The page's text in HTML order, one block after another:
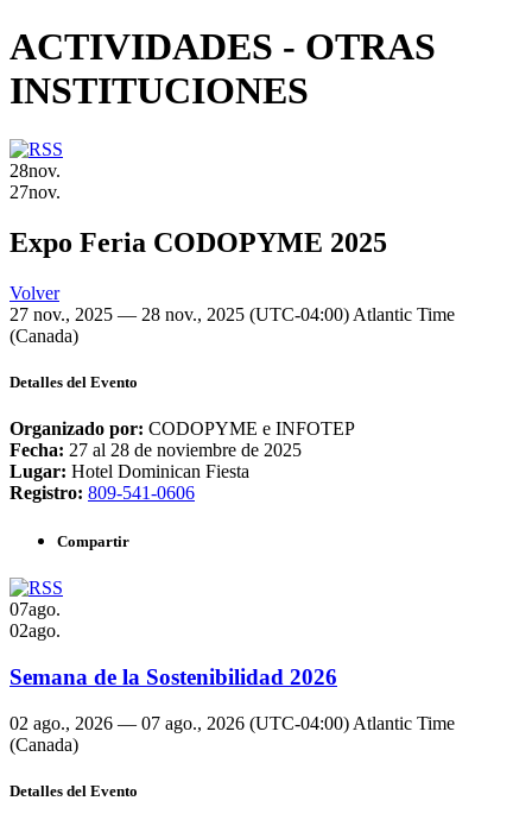
ACTIVIDADES - OTRAS
INSTITUCIONES
28nov.
27nov.
Expo Feria CODOPYME 2025
Volver
27 nov., 2025 — 28 nov., 2025 (UTC-04:00) Atlantic Time
(Canada)
Detalles del Evento
Organizado por: CODOPYME e INFOTEP
Fecha: 27 al 28 de noviembre de 2025
Lugar: Hotel Dominican Fiesta
Registro: 809-541-0606
Compartir
07ago.
02ago.
Semana de la Sostenibilidad 2026
02 ago., 2026 — 07 ago., 2026 (UTC-04:00) Atlantic Time
(Canada)
Detalles del Evento